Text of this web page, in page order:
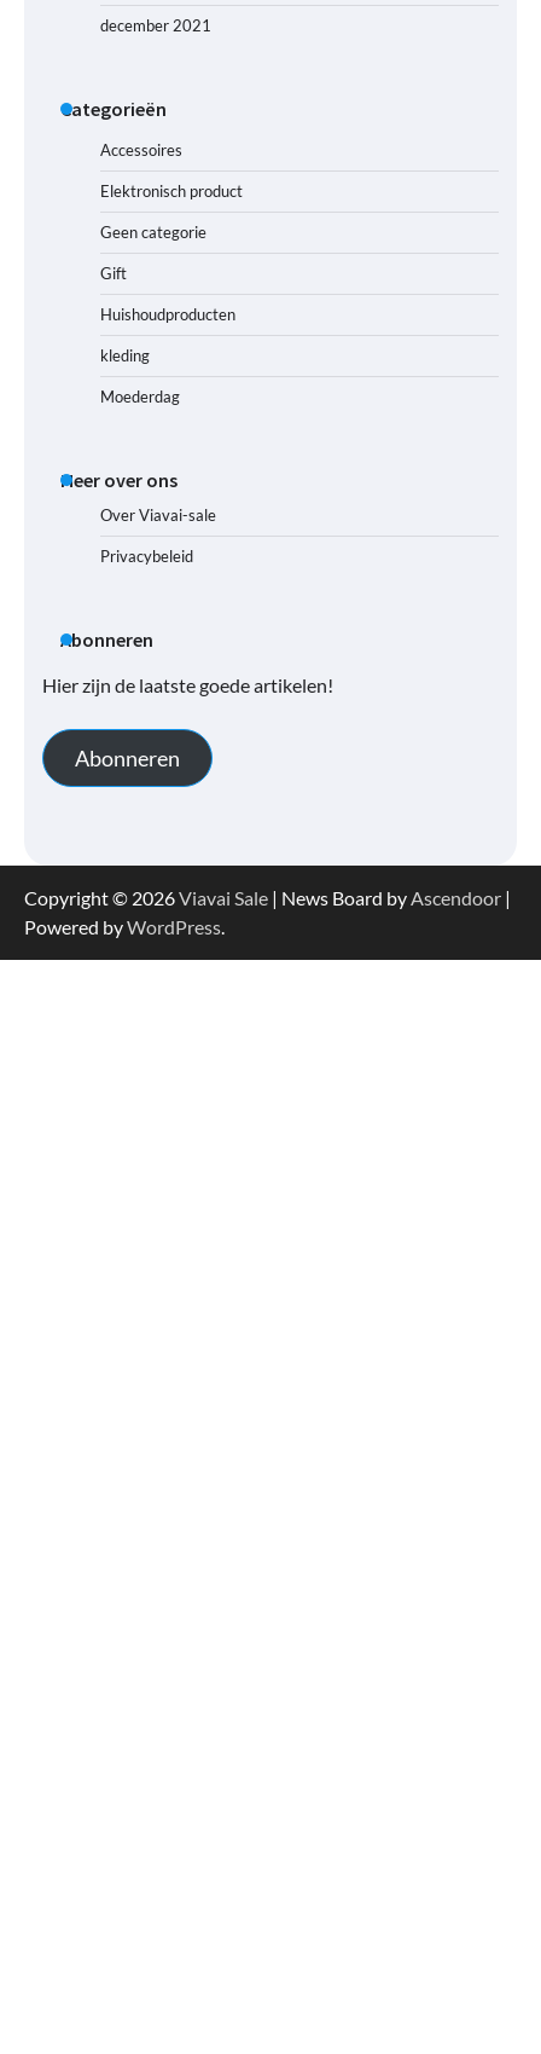
december 2021
Categorieën
Accessoires
Elektronisch product
Geen categorie
Gift
Huishoudproducten
kleding
Moederdag
Meer over ons
Over Viavai-sale
Privacybeleid
Abonneren
Hier zijn de laatste goede artikelen!
Abonneren
Copyright © 2026Viavai Sale | News Board by Ascendoor |
Powered byWordPress